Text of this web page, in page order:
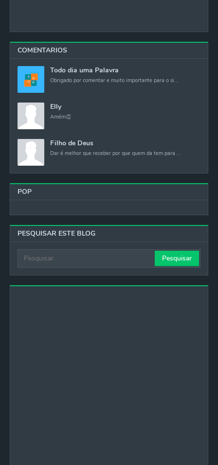
COMENTARIOS
Todo dia uma Palavra
Obrigado por comentar e muito importante para o si...
Elly
Amém👏
Filho de Deus
Dar é melhor que receber por que quem da tem para ...
POP
PESQUISAR ESTE BLOG